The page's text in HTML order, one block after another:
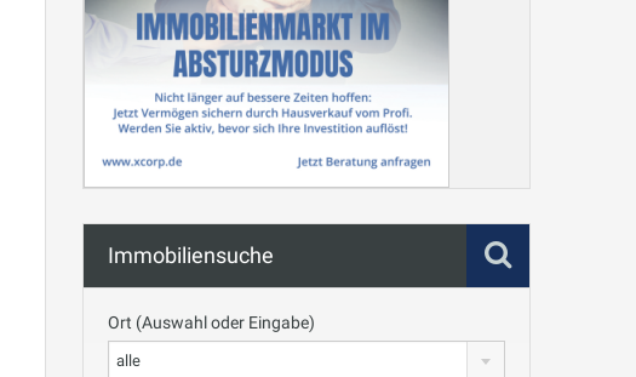
Immobiliensuche
Ort (Auswahl oder Eingabe)
alle